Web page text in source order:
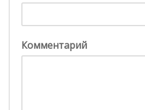
Комментарий